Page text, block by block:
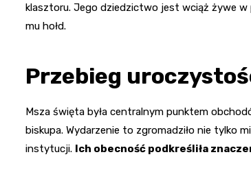
klasztoru. Jego dziedzictwo jest wciąż żywe
mu hołd.
Przebieg
Msza święta była centralnym punktem
biskupa. Wydarzenie to zgromadziło nie tylko
instytucji. Ich obecność podkreśliła